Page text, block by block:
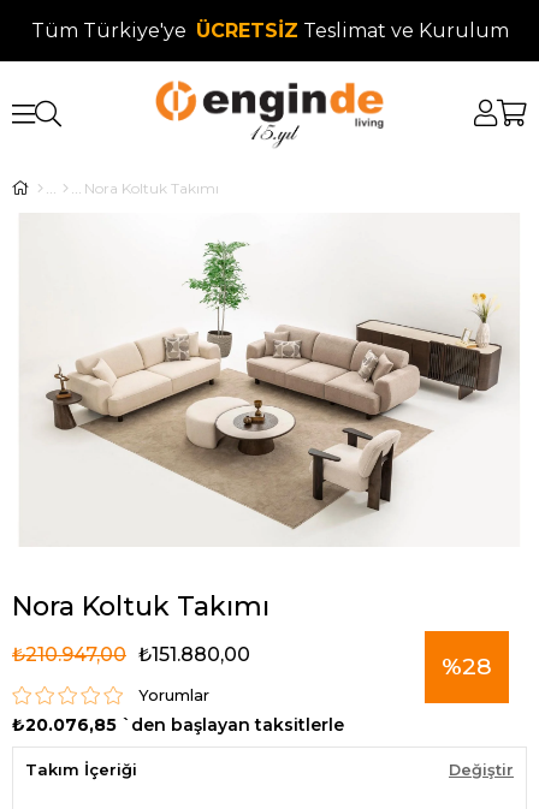
Tüm Türkiye'ye ÜCRETSİZ Teslimat ve Kurulum
Nora Koltuk Takımı
Nora Koltuk Takımı
%28
₺210.947,00 ₺151.880,00
Yorumlar
₺20.076,85 `den başlayan taksitlerle
Takım İçeriği Değiştir